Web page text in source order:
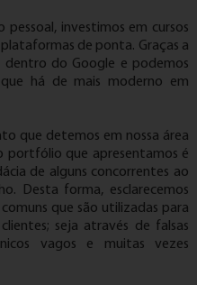
pessoal, investimos em cursos
de ponta. Graças a
dentro do Google e podemos
há de mais moderno em
que detemos em nossa área
portfólio que apresentamos é
de alguns concorrentes ao
Desta forma, esclarecemos
que são utilizadas para
seja através de falsas
vagos e muitas vezes